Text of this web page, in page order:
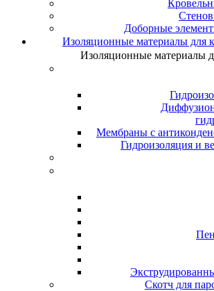
Доборные
Изоляционные материалы для
Изоляционные материалы
Мембраны с
Гидроизоляция и
Скотч для